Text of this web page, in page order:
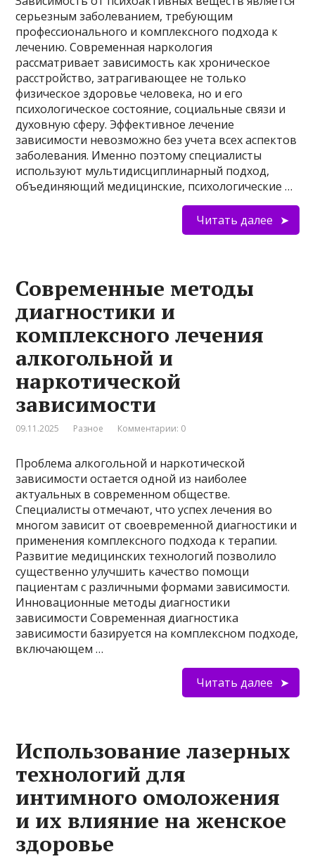
серьезным заболеванием, требующим
профессионального и комплексного подхода к
лечению. Современная наркология
рассматривает зависимость как хроническое
расстройство, затрагивающее не только
физическое здоровье человека, но и его
психологическое состояние, социальные связи и
духовную сферу. Эффективное лечение
зависимости невозможно без учета всех аспектов
заболевания. Именно поэтому специалисты
используют мультидисциплинарный подход,
объединяющий медицинские, психологические …
Читать далее
Современные методы
диагностики и
комплексного лечения
алкогольной и
наркотической
зависимости
09.11.2025 Разное Комментарии: 0
Проблема алкогольной и наркотической
зависимости остается одной из наиболее
актуальных в современном обществе.
Специалисты отмечают, что успех лечения во
многом зависит от своевременной диагностики и
применения комплексного подхода к терапии.
Развитие медицинских технологий позволило
существенно улучшить качество помощи
пациентам с различными формами зависимости.
Инновационные методы диагностики
зависимости Современная диагностика
зависимости базируется на комплексном подходе,
включающем …
Читать далее
Использование лазерных
технологий для
интимного омоложения
и их влияние на женское
здоровье